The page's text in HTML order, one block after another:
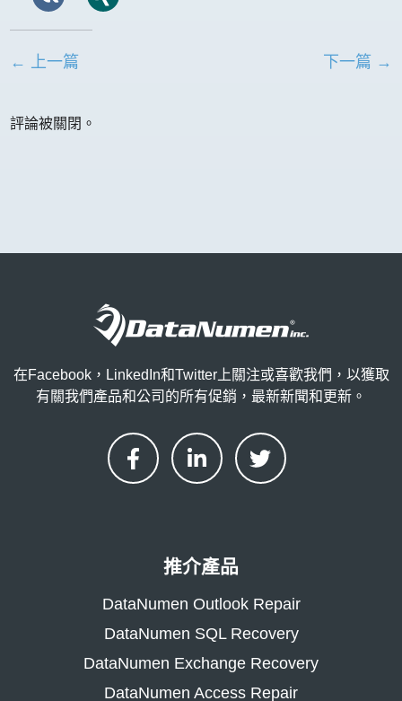
← 上一篇 下一篇 →
評論被關閉。
在Facebook，LinkedIn和Twitter上關注或喜歡我們，以獲取
有關我們產品和公司的所有促銷，最新新聞和更新。
推介產品
DataNumen Outlook Repair
DataNumen SQL Recovery
DataNumen Exchange Recovery
DataNumen Access Repair